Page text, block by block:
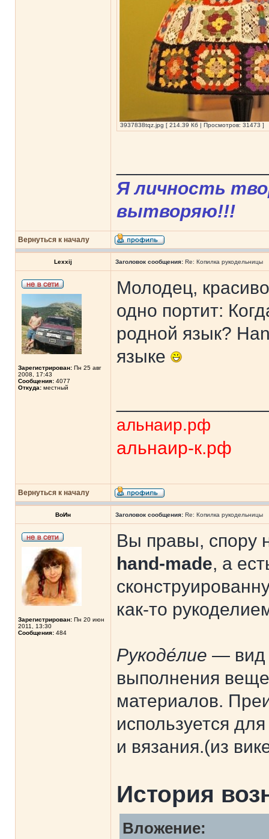
3937838tqz.jpg [ 214.39 Кб | Просмотров: 31473 ]
Я личность
вытворяю!!!
Вернуться к началу
Lexxij Заголовок сообщения: Re: Копилка рукодельницы
Зарегистрирован: Пн 25 авг
2008, 17:43
Сообщения: 4077
Откуда: местный
Молодец,
одно портит:
родной язык?
языке
альнаир.рф
альнаир-к.рф
Вернуться к началу
ВоИн Заголовок сообщения: Re: Копилка рукодельницы
Зарегистрирован: Пн 20 июн
2011, 13:30
Сообщения: 484
Вы правы, спору
hand-made, а
как-то
Рукоде́лие — вид
выполнения
материалов.
используется
и вязания.(из
История
Вложение: